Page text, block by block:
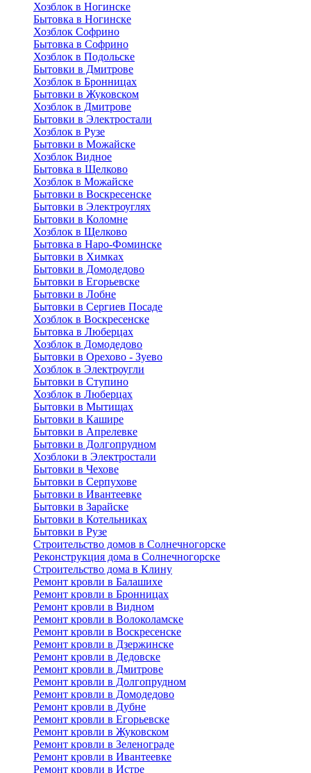
Хозблок в Ногинске
Бытовка в Ногинске
Хозблок Софрино
Бытовка в Софрино
Хозблок в Подольске
Бытовки в Дмитрове
Хозблок в Бронницах
Бытовки в Жуковском
Хозблок в Дмитрове
Бытовки в Электростали
Хозблок в Рузе
Бытовки в Можайске
Хозблок Видное
Бытовкa в Щелково
Хозблок в Можайске
Бытовки в Воскресенске
Бытовки в Электроуглях
Бытовки в Коломне
Хозблок в Щелково
Бытовка в Наро-Фоминске
Бытовки в Химках
Бытовки в Домодедово
Бытовки в Егорьевске
Бытовки в Лобне
Бытовки в Сергиев Посаде
Хозблок в Воскресенске
Бытовка в Люберцах
Хозблок в Домодедово
Бытовки в Орехово - Зуево
Хозблок в Электроугли
Бытовки в Ступино
Хозблок в Люберцах
Бытовки в Мытищах
Бытовки в Кашире
Бытовки в Апрелевке
Бытовки в Долгопрудном
Хозблоки в Электростали
Бытовки в Чехове
Бытовки в Серпухове
Бытовки в Ивантеевке
Бытовки в Зарайске
Бытовки в Котельниках
Бытовки в Рузе
Строительство домов в Солнечногорске
Реконструкция дома в Солнечногорске
Строительство дома в Клину
Ремонт кровли в Балашихе
Ремонт кровли в Бронницах
Ремонт кровли в Видном
Ремонт кровли в Волоколамске
Ремонт кровли в Воскресенске
Ремонт кровли в Дзержинске
Ремонт кровли в Дедовске
Ремонт кровли в Дмитрове
Ремонт кровли в Долгопрудном
Ремонт кровли в Домодедово
Ремонт кровли в Дубне
Ремонт кровли в Егорьевске
Ремонт кровли в Жуковском
Ремонт кровли в Зеленограде
Ремонт кровли в Ивантеевке
Ремонт кровли в Истре